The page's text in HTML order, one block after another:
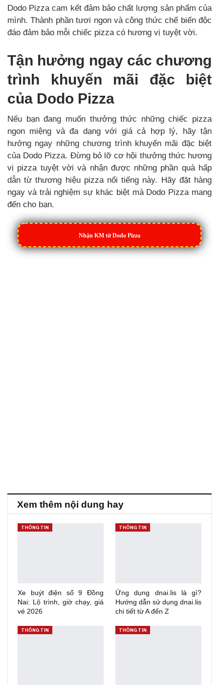
Dodo Pizza cam kết đảm bảo chất lượng sản phẩm của
mình. Thành phần tươi ngon và công thức chế biến độc
đáo đảm bảo mỗi chiếc pizza có hương vị tuyệt vời.
Tận hưởng ngay các chương
trình khuyến mãi đặc biệt
của Dodo Pizza
Nếu bạn đang muốn thưởng thức những chiếc pizza
ngon miệng và đa dạng với giá cả hợp lý, hãy tận
hưởng ngay những chương trình khuyến mãi đặc biệt
của Dodo Pizza. Đừng bỏ lỡ cơ hội thưởng thức hương
vị pizza tuyệt vời và nhận được những phần quà hấp
dẫn từ thương hiệu pizza nổi tiếng này. Hãy đặt hàng
ngay và trải nghiệm sự khác biệt mà Dodo Pizza mang
đến cho bạn.
Nhận KM từ Dodo Pizza
Xem thêm nội dung hay
THÔNG TIN
Xe buýt điện số 9 Đồng
Nai: Lộ trình, giờ chạy, giá
vé 2026
THÔNG TIN
Ứng dụng dnai.lis là gì?
Hướng dẫn sử dụng dnai.lis
chi tiết từ A đến Z
THÔNG TIN THÔNG TIN